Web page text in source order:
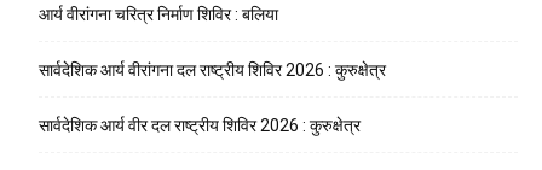
आर्य वीरांगना चरित्र निर्माण शिविर : बलिया
सार्वदेशिक आर्य वीरांगना दल राष्ट्रीय शिविर 2026 : कुरुक्षेत्र
सार्वदेशिक आर्य वीर दल राष्ट्रीय शिविर 2026 : कुरुक्षेत्र